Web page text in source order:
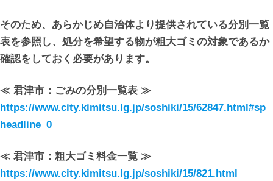
そのため、あらかじめ自治体より提供されている分別一覧
表を参照し、処分を希望する物が粗大ゴミの対象であるか
確認をしておく必要があります。
≪ 君津市：ごみの分別一覧表 ≫
https://www.city.kimitsu.lg.jp/soshiki/15/62847.html#sp_
headline_0
≪ 君津市：粗大ゴミ料金一覧 ≫
https://www.city.kimitsu.lg.jp/soshiki/15/821.html